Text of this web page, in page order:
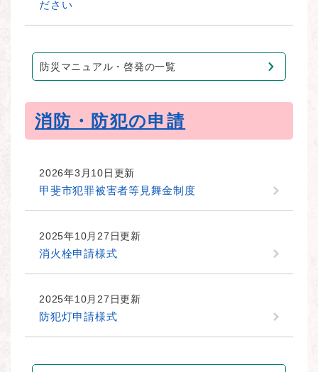
ださい
防災マニュアル・啓発の一覧
消防・防犯の申請
2026年3月10日更新
甲斐市犯罪被害者等見舞金制度
2025年10月27日更新
消火栓申請様式
2025年10月27日更新
防犯灯申請様式